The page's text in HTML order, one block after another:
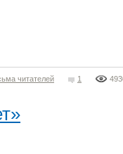
читателей 1